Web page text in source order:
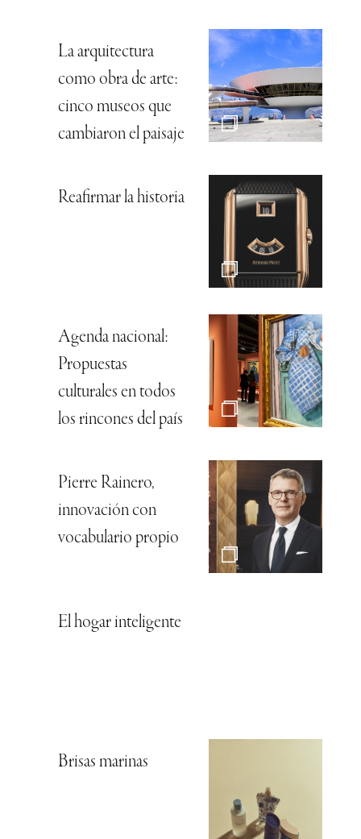
La arquitectura
como obra de arte:
cinco museos que
cambiaron el paisaje
Reafirmar la historia
Agenda nacional:
Propuestas
culturales en todos
los rincones del país
Pierre Rainero,
innovación con
vocabulario propio
El hogar inteligente
Brisas marinas